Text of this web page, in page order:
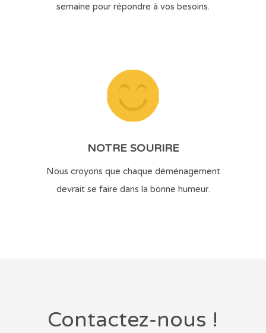
semaine pour répondre à vos besoins.
NOTRE SOURIRE
Nous croyons que chaque déménagement
devrait se faire dans la bonne humeur.
Contactez-nous !